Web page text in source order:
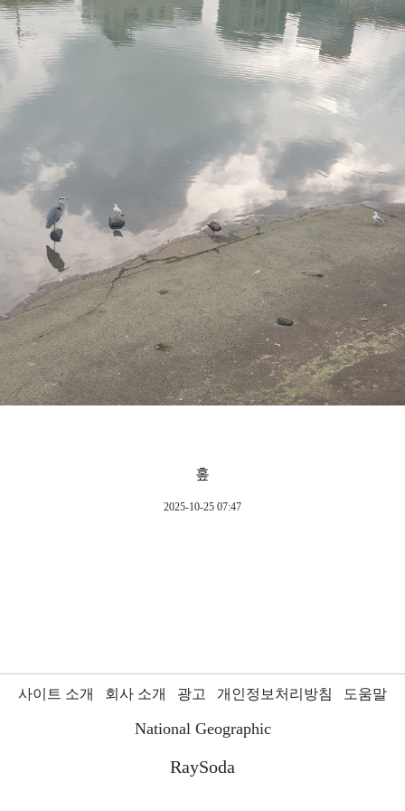
홒
2025-10-25 07:47
사이트 소개 회사 소개 광고 개인정보처리방침 도움말
National Geographic
RaySoda